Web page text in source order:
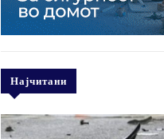
Најчитани